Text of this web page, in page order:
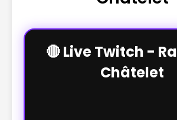
🔴 Live Twitch -
Châtelet